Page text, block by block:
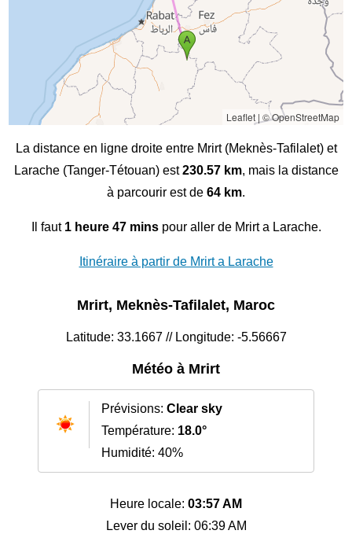
Leaflet| © OpenStreetMap
La distance en ligne droite entre Mrirt (Meknès-Tafilalet) et
Larache (Tanger-Tétouan) est230.57 km, mais la distance
à parcourir est de 64 km.
Il faut 1 heure 47 minspour aller de Mrirt a Larache.
Itinéraire à partir de Mrirt a Larache
Mrirt, Meknès-Tafilalet, Maroc
Latitude: 33.1667 // Longitude: -5.56667
Météo à Mrirt
Prévisions: Clear sky
Température: 18.0°
Humidité: 40%
Heure locale: 03:57 AM
Lever du soleil: 06:39 AM